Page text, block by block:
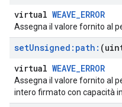
virtual WEAVE_ERROR
Assegna il valore fornito al
setUnsigned:path:
virtual WEAVE_ERROR
Assegna il valore fornito al
intero firmato con capacità